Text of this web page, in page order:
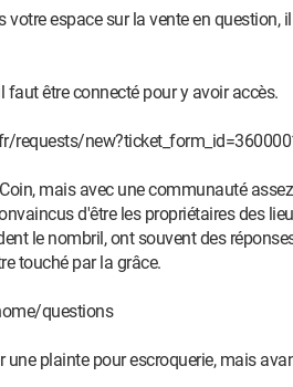
espace sur la vente en question,
être connecté pour y avoir accès.
mais avec une communauté
d'être les propriétaires des
le nombril, ont souvent des
touché par la grâce.
questions
une plainte pour escroquerie, mais